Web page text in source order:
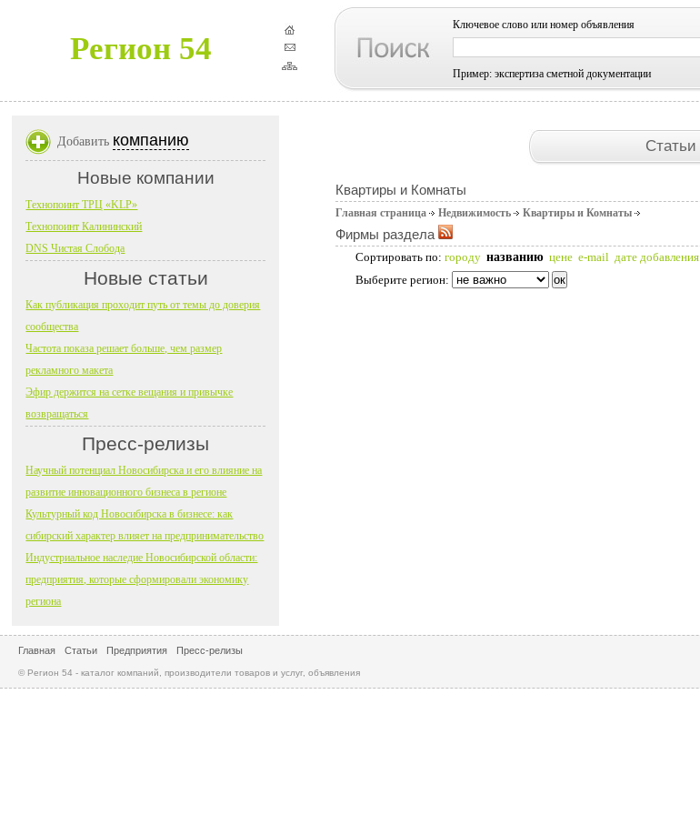
Регион 54
Ключевое слово или номер объявления
Пример: экспертиза сметной документации
Статьи
Квартиры и Комнаты
Главная страница Недвижимость Квартиры и Комнаты
Фирмы раздела
Сортировать по: городу названию цене e-mail дате добавления
Выберите регион:
Добавить компанию
Новые компании
Технопоинт ТРЦ «KLP»
Технопоинт Калининский
DNS Чистая Слобода
Новые статьи
Как публикация проходит путь от темы до доверия
сообщества
Частота показа решает больше, чем размер
рекламного макета
Эфир держится на сетке вещания и привычке
возвращаться
Пресс-релизы
Научный потенциал Новосибирска и его влияние на
развитие инновационного бизнеса в регионе
Культурный код Новосибирска в бизнесе: как
сибирский характер влияет на предпринимательство
Индустриальное наследие Новосибирской области:
предприятия, которые сформировали экономику
региона
Главная Статьи Предприятия Пресс-релизы
© Регион 54 - каталог компаний, производители товаров и услуг, объявления